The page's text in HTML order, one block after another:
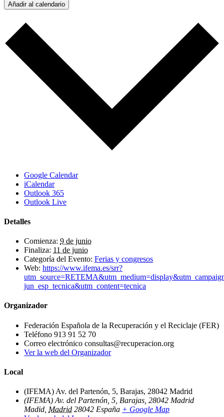
Añadir al calendario
Google Calendar
iCalendar
Outlook 365
Outlook Live
Detalles
Comienza: 9 de junio
Finaliza: 11 de junio
Categoría del Evento: Ferias y congresos
Web: https://www.ifema.es/srr?
jun_esp_tecnica&utm_content=tecnica
Organizador
Federación Española de la Recuperación y el Reciclaje (FER)
Teléfono 913 91 52 70
Correo electrónico consultas@recuperacion.org
Ver la web del Organizador
Local
(IFEMA) Av. del Partenón, 5, Barajas, 28042 Madrid
(IFEMA) Av. del Partenón, 5, Barajas, 28042 Madrid
Madid Madrid 28042 España + Google Map